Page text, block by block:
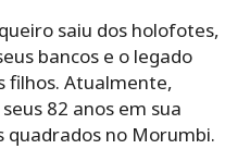
saiu dos holofotes,
bancos e o legado
filhos. Atualmente,
82 anos em sua
quadrados no Morumbi.